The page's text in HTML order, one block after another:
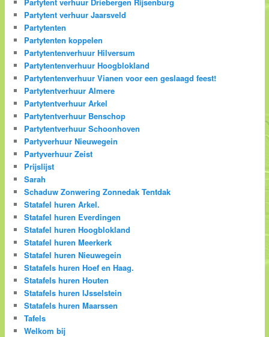
Partytent verhuur Jaarsveld
Partytenten
Partytenten koppelen
Partytentenverhuur Hilversum
Partytentenverhuur Hoogblokland
Partytentenverhuur Vianen voor een geslaagd feest!
Partytentverhuur Almere
Partytentverhuur Arkel
Partytentverhuur Benschop
Partytentverhuur Schoonhoven
Partyverhuur Nieuwegein
Partyverhuur Zeist
Prijslijst
Sarah
Schaduw Zonwering Zonnedak Tentdak
Statafel huren Arkel.
Statafel huren Everdingen
Statafel huren Hoogblokland
Statafel huren Meerkerk
Statafel huren Nieuwegein
Statafels huren Hoef en Haag.
Statafels huren Houten
Statafels huren IJsselstein
Statafels huren Maarssen
Tafels
Welkom bij